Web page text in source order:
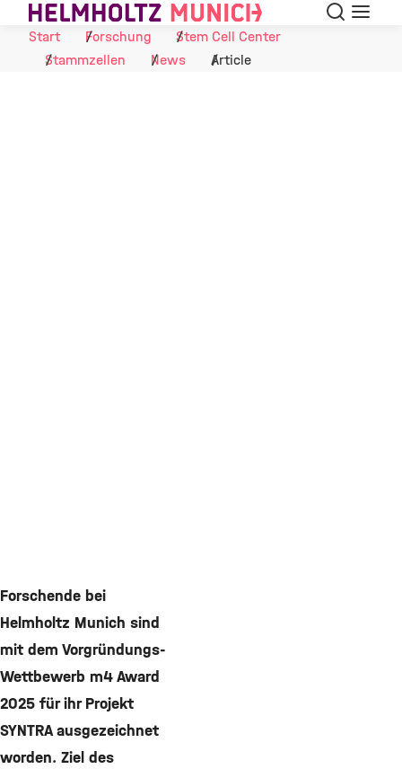
Skip to Content Suche
Start
Forschung
Stem Cell Center
Stammzellen
News Article
Forschende bei
Helmholtz Munich sind
mit dem Vorgründungs-
Wettbewerb m4 Award
2025 für ihr Projekt
SYNTRA ausgezeichnet
worden. Ziel des